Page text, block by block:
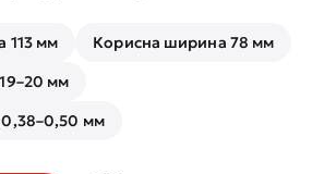
113 мм
Корисна ширина 78 мм
мм
мм